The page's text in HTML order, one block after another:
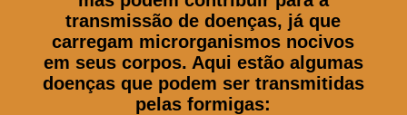
transmissão de doenças, já que
carregam microrganismos nocivos
em seus corpos. Aqui estão algumas
doenças que podem ser transmitidas
pelas formigas: